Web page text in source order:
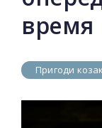
время
Пригоди